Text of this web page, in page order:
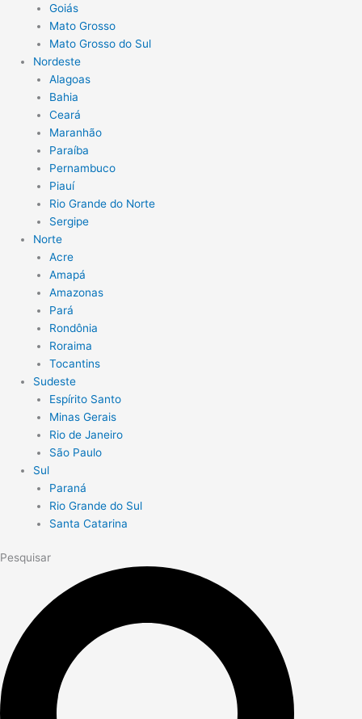
Goiás
Mato Grosso
Mato Grosso do Sul
Nordeste
Alagoas
Bahia
Ceará
Maranhão
Paraíba
Pernambuco
Piauí
Rio Grande do Norte
Sergipe
Norte
Acre
Amapá
Amazonas
Pará
Rondônia
Roraima
Tocantins
Sudeste
Espírito Santo
Minas Gerais
Rio de Janeiro
São Paulo
Sul
Paraná
Rio Grande do Sul
Santa Catarina
Pesquisar